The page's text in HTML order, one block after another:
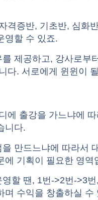
격증반, 기초반, 심화
영할 수 있죠.
제공하고, 강사로부
다. 서로에게 윈윈이
에 출강을 가느냐에
니다.
만드느냐에 따라서
에 기획이 필요한 영역
할 땐, 1번->2번->3
며 수익을 창출하실 수